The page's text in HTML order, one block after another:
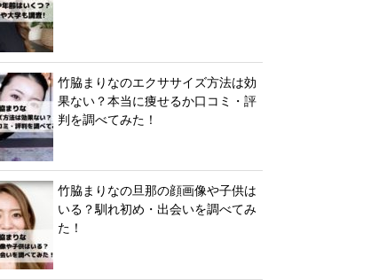
竹脇まりなのエクササイズ方法は効
果ない？本当に痩せるか口コミ・評
判を調べてみた！
竹脇まりなの旦那の顔画像や子供は
いる？馴れ初め・出会いを調べてみ
た！